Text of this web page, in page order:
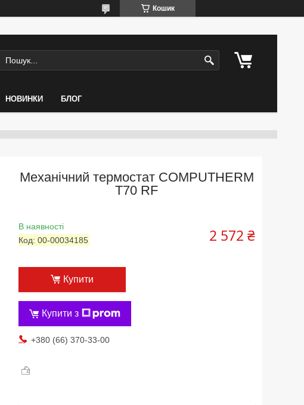
Кошик
НОВИНКИ БЛОГ
Механічний термостат COMPUTHERM
T70 RF
В наявності
Код: 00-00034185 2 572 ₴
Купити
Купити з
+380 (66) 370-33-00